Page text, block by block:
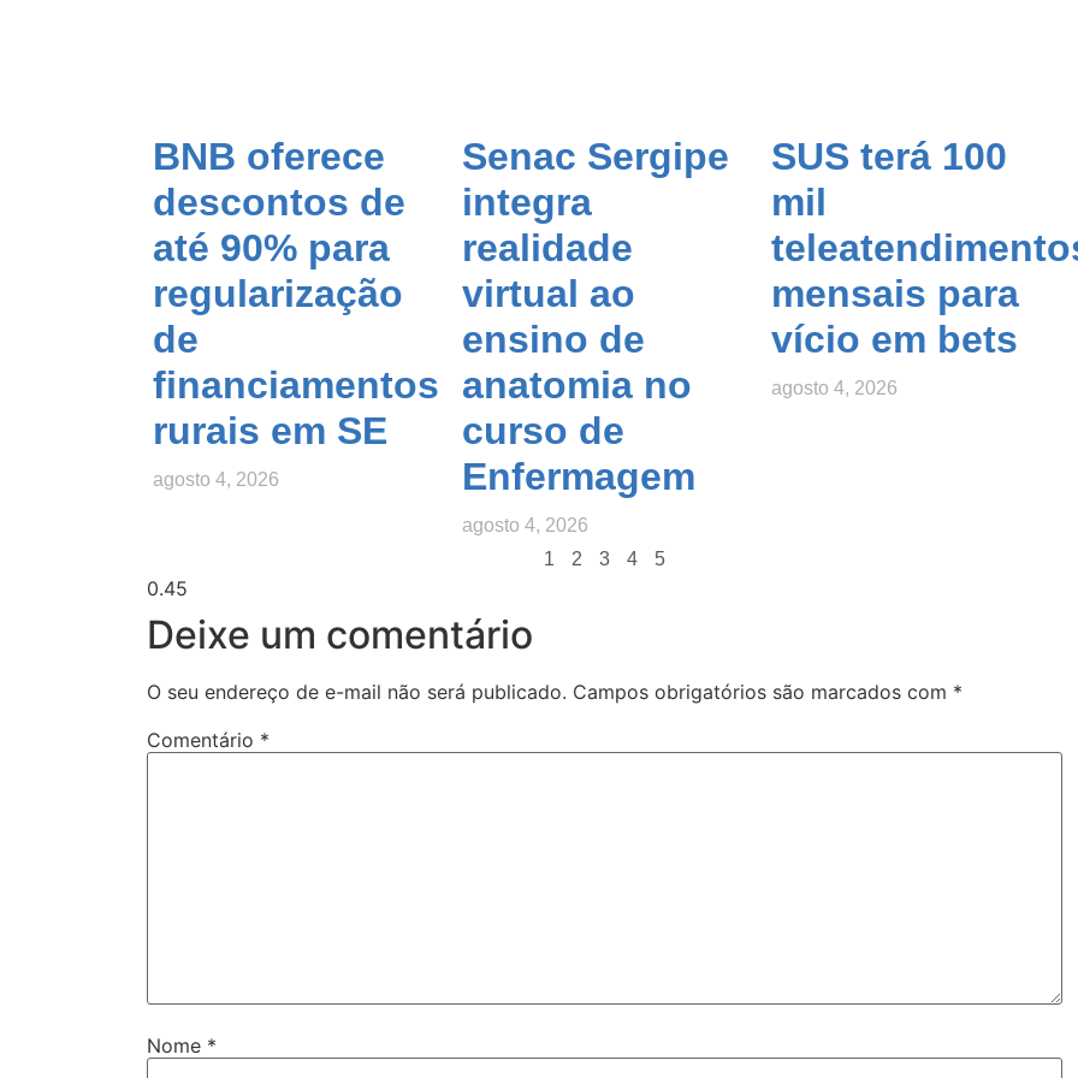
BNB oferece
descontos de
até 90% para
regularização
de
financiamentos
rurais em SE
agosto 4, 2026
Senac Sergipe
integra
realidade
virtual ao
ensino de
anatomia no
curso de
Enfermagem
agosto 4, 2026
SUS terá 100
mil
mensais para
vício em bets
agosto 4, 2026
1 2 3 4 5
Deixe um comentário
O seu endereço de e-mail não será publicado. Campos obrigatórios são marcados com *
Comentário *
Nome *